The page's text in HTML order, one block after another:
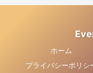
ホーム
プライバシーポリシ